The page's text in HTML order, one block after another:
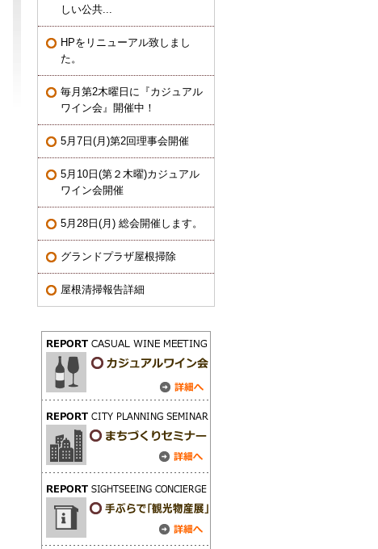
しい公共...
HPをリニューアル致しまし
た。
毎月第2木曜日に『カジュアル
ワイン会』開催中！
5月7日(月)第2回理事会開催
5月10日(第２木曜)カジュアル
ワイン会開催
5月28日(月) 総会開催します。
グランドプラザ屋根掃除
屋根清掃報告詳細